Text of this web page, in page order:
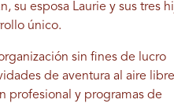
su esposa Laurie y sus tres
único.
sin fines de lucro
de aventura al aire
profesional y programas de